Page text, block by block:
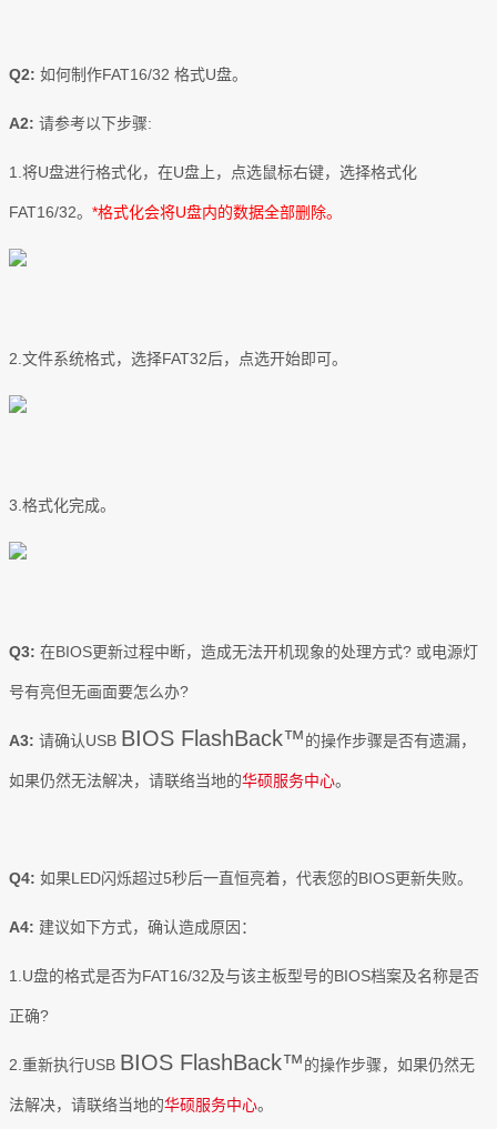
Q2: 如何制作FAT16/32 格式U盘。
A2: 请参考以下步骤:
1.将U盘进行格式化，在U盘上，点选鼠标右键，选择格式化
FAT16/32。 *格式化会将U盘内的数据全部删除。
2.文件系统格式，选择FAT32后，点选开始即可。
3.格式化完成。
Q3: 在BIOS更新过程中断，造成无法开机现象的处理方式? 或电源灯
号有亮但无画面要怎么办?
A3: 请确认USB BIOS FlashBack™的操作步骤是否有遗漏，
如果仍然无法解决，请联络当地的华硕服务中心。
Q4: 如果LED闪烁超过5秒后一直恒亮着，代表您的BIOS更新失败。
A4: 建议如下方式，确认造成原因：
1.U盘的格式是否为FAT16/32及与该主板型号的BIOS档案及名称是否
正确?
2.重新执行USB BIOS FlashBack™的操作步骤，如果仍然无
法解决，请联络当地的华硕服务中心。